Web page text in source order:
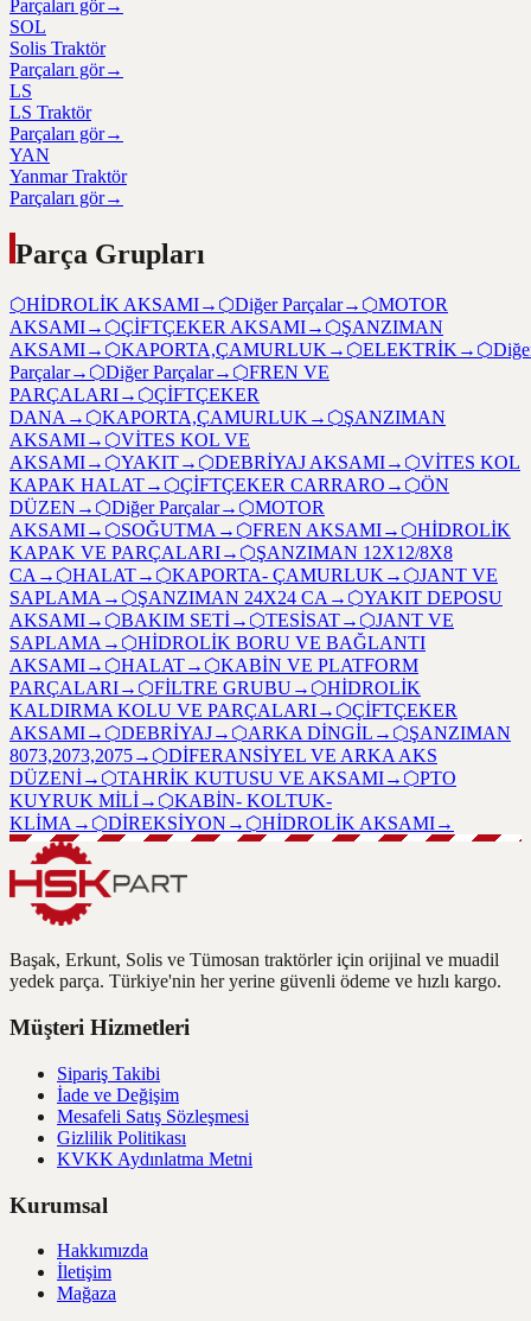
Parçaları gör→
SOL
Solis Traktör
Parçaları gör→
LS
LS Traktör
Parçaları gör→
YAN
Yanmar Traktör
Parçaları gör→
Parça Grupları
⬡HİDROLİK AKSAMI→ ⬡Diğer Parçalar→ ⬡MOTOR
AKSAMI→ ⬡ÇİFTÇEKER AKSAMI→ ⬡ŞANZIMAN
AKSAMI→ ⬡KAPORTA,ÇAMURLUK→ ⬡ELEKTRİK→ ⬡
Parçalar→ ⬡Diğer Parçalar→ ⬡FREN VE
PARÇALARI→ ⬡ÇİFTÇEKER
DANA→ ⬡KAPORTA,ÇAMURLUK→ ⬡ŞANZIMAN
AKSAMI→ ⬡VİTES KOL VE
AKSAMI→ ⬡YAKIT→ ⬡DEBRİYAJ AKSAMI→ ⬡VİTES KOL
KAPAK HALAT→ ⬡ÇİFTÇEKER CARRARO → ⬡ÖN
DÜZEN → ⬡Diğer Parçalar→ ⬡MOTOR
AKSAMI→ ⬡SOĞUTMA→ ⬡FREN AKSAMI→ ⬡HİDROLİK
KAPAK VE PARÇALARI→ ⬡ŞANZIMAN 12X12/8X8
CA→ ⬡HALAT→ ⬡KAPORTA- ÇAMURLUK→ ⬡JANT VE
SAPLAMA→ ⬡ŞANZIMAN 24X24 CA→ ⬡YAKIT DEPOSU
AKSAMI→ ⬡BAKIM SETİ→ ⬡TESİSAT→ ⬡JANT VE
SAPLAMA→ ⬡HİDROLİK BORU VE BAĞLANTI
AKSAMI→ ⬡HALAT→ ⬡KABİN VE PLATFORM
PARÇALARI→ ⬡FİLTRE GRUBU → ⬡HİDROLİK
KALDIRMA KOLU VE PARÇALARI→ ⬡ÇİFTÇEKER
AKSAMI→ ⬡DEBRİYAJ→ ⬡ARKA DİNGİL → ⬡ŞANZIMAN
8073,2073,2075→ ⬡DİFERANSİYEL VE ARKA AKS
DÜZENİ→ ⬡TAHRİK KUTUSU VE AKSAMI→ ⬡PTO
KUYRUK MİLİ→ ⬡KABİN- KOLTUK-
KLİMA→ ⬡DİREKSİYON → ⬡HİDROLİK AKSAMI→
Başak, Erkunt, Solis ve Tümosan traktörler için orijinal ve muadil
yedek parça. Türkiye'nin her yerine güvenli ödeme ve hızlı kargo.
Müşteri Hizmetleri
Sipariş Takibi
İade ve Değişim
Mesafeli Satış Sözleşmesi
Gizlilik Politikası
KVKK Aydınlatma Metni
Kurumsal
Hakkımızda
İletişim
Mağaza